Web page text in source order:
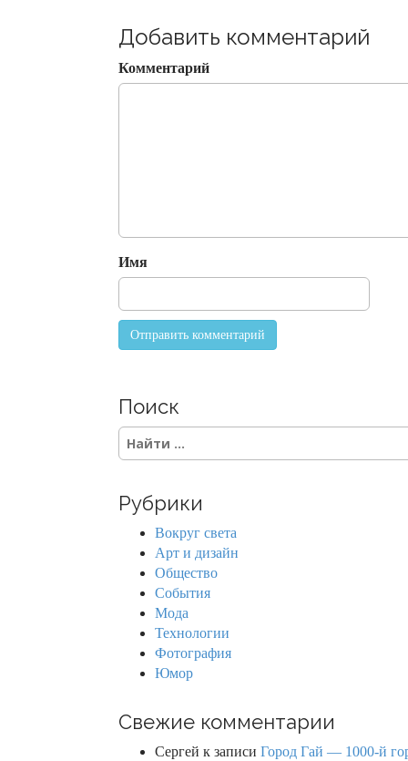
Добавить комментарий
Комментарий
Имя
Поиск
S
e
c
Рубрики
Вокруг света
Арт и дизайн
Общество
События
Мода
Технологии
Фотография
Юмор
Свежие комментарии
Сергей к записи Город Гай — 1000-й